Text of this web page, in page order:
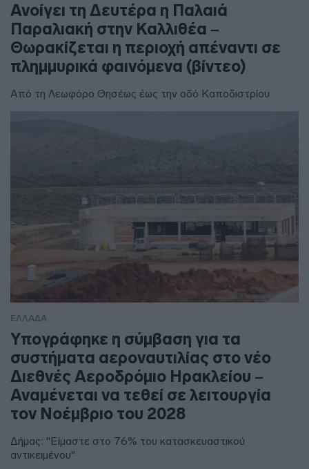
Ανοίγει τη Δευτέρα η Παλαιά
Παραλιακή στην Καλλιθέα –
Θωρακίζεται η περιοχή απέναντι σε
πλημμυρικά φαινόμενα (βίντεο)
Από τη Λεωφόρο Θησέως έως την οδό Καποδιστρίου
ΕΛΛΑΔΑ
Υπογράφηκε η σύμβαση για τα
συστήματα αεροναυτιλίας στο νέο
Διεθνές Αεροδρόμιο Ηρακλείου –
Αναμένεται να τεθεί σε λειτουργία
τον Νοέμβριο του 2028
Δήμας: "Είμαστε στο 76% του κατασκευαστικού
αντικειμένου"